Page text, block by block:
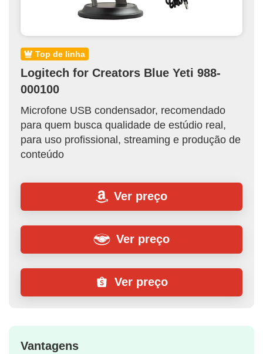
top de linha
Logitech for Creators Blue Yeti 988-
000100
Microfone USB condensador, recomendado
para quem busca qualidade de estúdio real,
para uso profissional, streaming e produção de
conteúdo
Ver preço
Ver preço
Ver preço
Vantagens